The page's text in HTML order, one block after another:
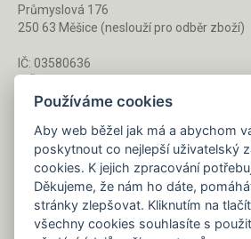
Průmyslová 176
250 63 Měšice (neslouží pro odběr zboží)
IČ: 03580636
Po - Pá 8 - 16 h
733 127 788
Napište nám kdykoliv!
info@gastrochemie.cz
Používáme cookies
Aby web běžel jak má a abychom
poskytnout co nejlepší uživatelský
cookies. K jejich zpracování
Děkujeme, že nám ho dáte,
stránky zlepšovat. Kliknutím na
všechny cookies souhlasíte s